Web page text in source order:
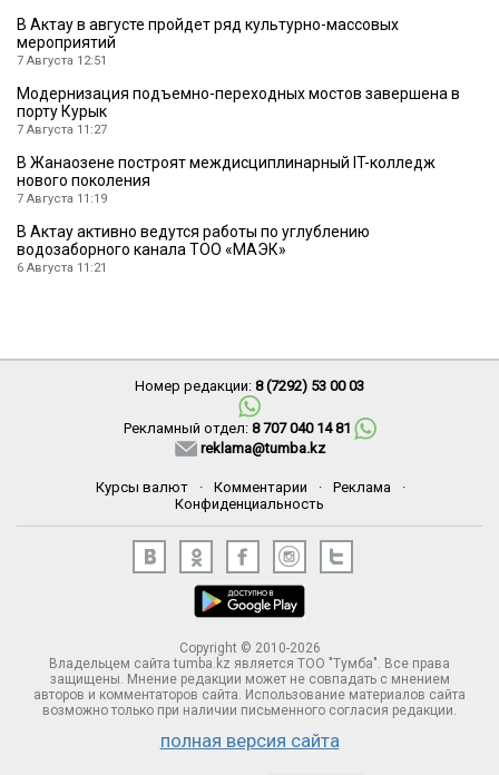
В Актау в августе пройдет ряд культурно-массовых
мероприятий
7 Августа 12:51
Модернизация подъемно-переходных мостов завершена в
порту Курык
7 Августа 11:27
В Жанаозене построят междисциплинарный IT-колледж
нового поколения
7 Августа 11:19
В Актау активно ведутся работы по углублению
водозаборного канала ТОО «МАЭК»
6 Августа 11:21
Номер редакции: 8 (7292) 53 00 03
Рекламный отдел: 8 707 040 14 81
reklama@tumba.kz
Курсы валют · Комментарии · Реклама
·
Конфиденциальность
Copyright © 2010-2026
Владельцем сайта tumba.kz является ТОО "Тумба". Все права
защищены. Мнение редакции может не совпадать с мнением
авторов и комментаторов сайта. Использование материалов сайта
возможно только при наличии письменного согласия редакции.
полная версия сайта